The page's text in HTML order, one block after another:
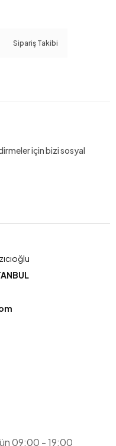
Sipariş Takibi
için bizi sosyal
09:00 - 19:00